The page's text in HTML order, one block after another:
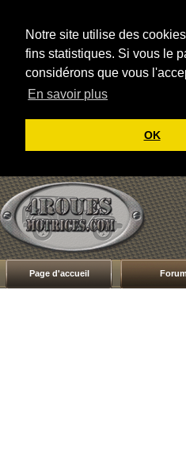
Notre site utilise des
fins statistiques. Si vous le
considérons que vous
En savoir plus
OK
Page d'accueil Forum